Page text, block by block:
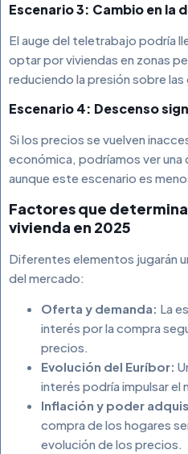
Escenario 3: Cambio en la
El auge del teletrabajo podría
optar por viviendas en zonas
reduciendo la presión sobre
Escenario 4: Descenso
Si los precios se vuelven
económica, podríamos ver una
aunque este escenario es
Factores que
vivienda en 2025
Diferentes elementos jugarán
del mercado:
Oferta y demanda: La
interés por la compra
precios.
Evolución del Euríbor:
interés podría impulsar
Inflación y poder
compra de los hogares
evolución de los precios.